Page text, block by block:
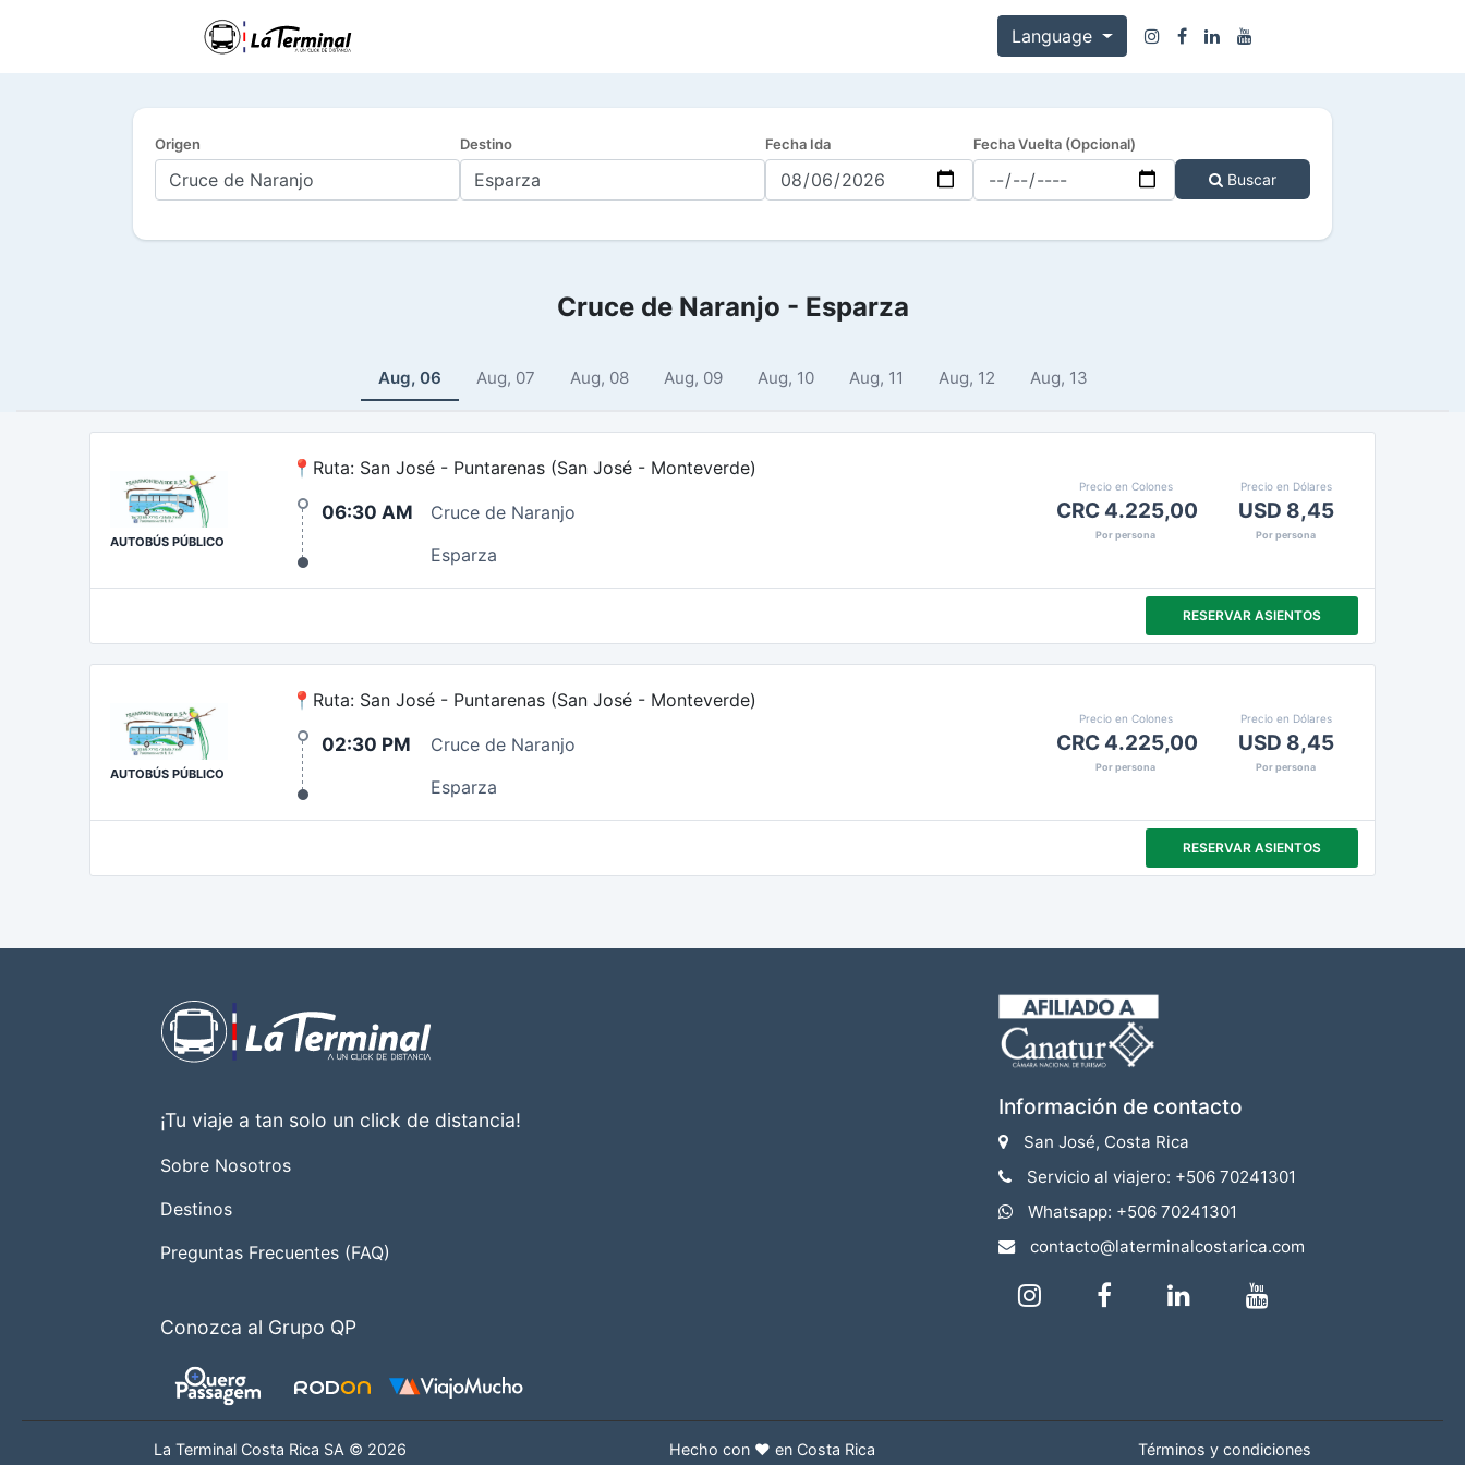
Language
Origen Destino Fecha Ida Fecha Vuelta (Opcional)
Buscar
Cruce de Naranjo - Esparza
Aug, 06 Aug, 07 Aug, 08 Aug, 09 Aug, 10 Aug, 11 Aug, 12 Aug, 13
AUTOBÚS PÚBLICO
📍Ruta: San José - Puntarenas (San José - Monteverde)
06:30 AM
Cruce de Naranjo
Esparza
Precio en Colones
CRC 4.225,00
Por persona
Precio en Dólares
USD 8,45
Por persona
RESERVAR ASIENTOS
AUTOBÚS PÚBLICO
📍Ruta: San José - Puntarenas (San José - Monteverde)
02:30 PM
Cruce de Naranjo
Esparza
Precio en Colones
CRC 4.225,00
Por persona
Precio en Dólares
USD 8,45
Por persona
RESERVAR ASIENTOS
¡Tu viaje a tan solo un click de distancia!
Sobre Nosotros
Destinos
Preguntas Frecuentes (FAQ)
Información de contacto
San José, Costa Rica
Servicio al viajero: +506 70241301
Whatsapp: +506 70241301
contacto@laterminalcostarica.com
Conozca al Grupo QP
La Terminal Costa Rica SA © 2026 Hecho con ❤️ en Costa Rica Términos y condiciones